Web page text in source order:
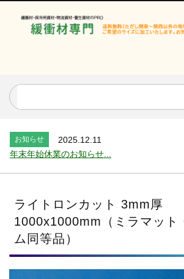
オンラインショップを開設いたしました。...
お知らせ
2026.7.24
お知らせ
2025.12.11
年末年始休業のお知らせ...
お知らせ
2024.2.27
全国へ確実・迅速に納品...
お知らせ
2024.2.27
オンラインショップを開設いたしました。...
お知らせ
2026.7.24
2026年 夏季休業のお知らせ...
ライトロンカット 3mm厚
1000x1000mm（ミラマット
ム同等品）